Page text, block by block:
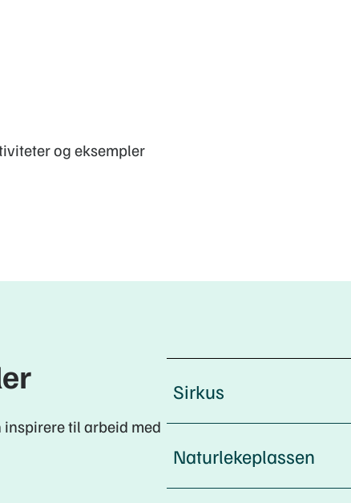
og eksempler
til arbeid med
Sirkus
Naturlekeplassen